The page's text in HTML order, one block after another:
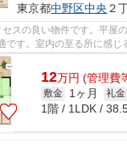
東京都中野区中央 ２
スの良い物件です。平屋
です。室内の至る所に感じ
12万円 (管理費
敷金 1ヶ月 礼金
1階 / 1LDK /